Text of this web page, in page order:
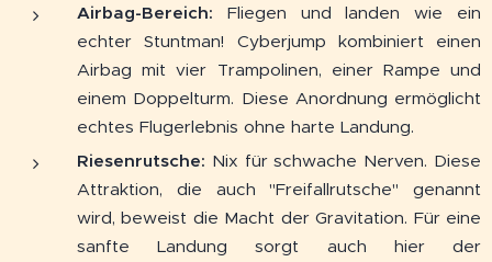
Airbag-Bereich: Fliegen und landen wie ein
echter Stuntman! Cyberjump kombiniert einen
Airbag mit vier Trampolinen, einer Rampe und
einem Doppelturm. Diese Anordnung ermöglicht
echtes Flugerlebnis ohne harte Landung.
Riesenrutsche: Nix für schwache Nerven. Diese
Attraktion, die auch "Freifallrutsche" genannt
wird, beweist die Macht der Gravitation. Für eine
sanfte Landung sorgt auch hier der